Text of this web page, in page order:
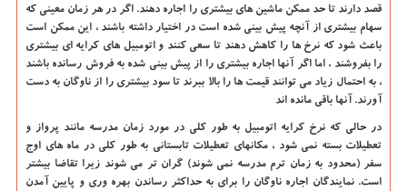
قصد دارند تا حد ممکن ماشین های بیشتری را اجاره دهند. اگر در هر زمان معینی که
سهام بیشتری از آنچه پیش بینی شده است در اختیار داشته باشند ، این ممکن است
باعث شود که نرخ ها را کاهش دهند تا سعی کنند و اتومبیل های کرایه ای بیشتری
را بفروشند ، اما اگر آنها اجاره بیشتری را از پیش بینی شده به فروش رسانده باشند
، به احتمال زیاد می توانند قیمت ها را بالا ببرند تا سود بیشتری را از ناوگان به دست
آورند. آنها باقی مانده اند
در حالی که نرخ کرایه اتومبیل به طور کلی در مورد زمان مدرسه مانند پرواز و
تعطیلات بسته نمی شود ، مکانهای تعطیلات تابستانی به طور کلی در ماه های اوج
سفر (محدود به زمان ترم مدرسه نمی شوند) گران تر می شوند زیرا تقاضا بیشتر
است. نمایندگان اجاره ناوگان را برای به حداکثر رساندن بهره وری و پایین آمدن